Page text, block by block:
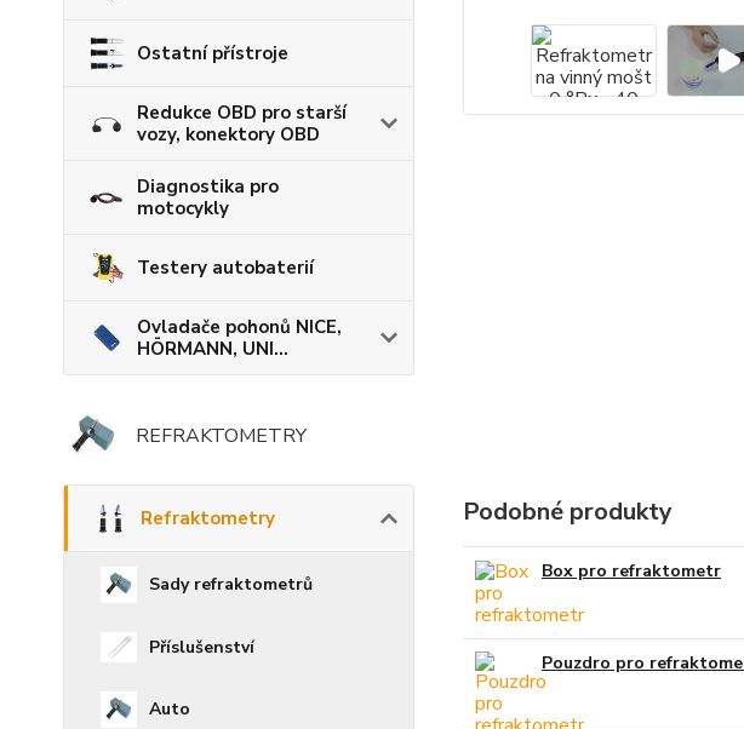
Ostatní přístroje
Redukce OBD pro starší
vozy, konektory OBD
Diagnostika pro
motocykly
Testery autobaterií
Ovladače pohonů NICE,
HÖRMANN, UNI...
REFRAKTOMETRY
Refraktometry
Sady refraktometrů
Příslušenství
Auto
Podobné produkty
Box pro refraktometr
Pouzdro pro